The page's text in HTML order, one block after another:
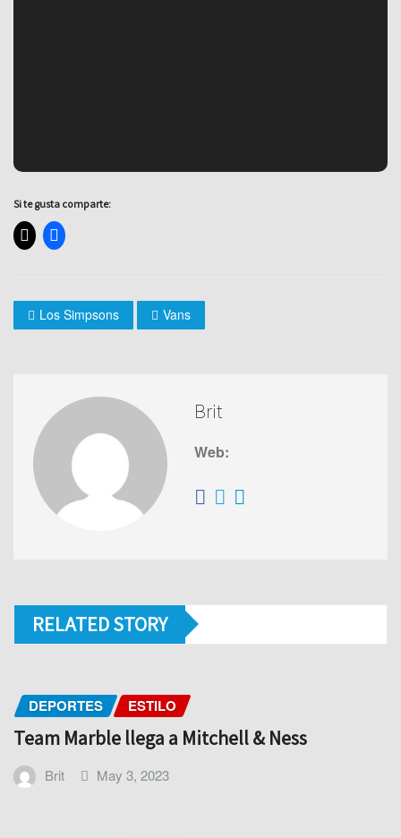
Si te gusta comparte:
Los Simpsons Vans
Brit
Web:
RELATED STORY
DEPORTES ESTILO
Team Marble llega a Mitchell & Ness
Brit May 3, 2023